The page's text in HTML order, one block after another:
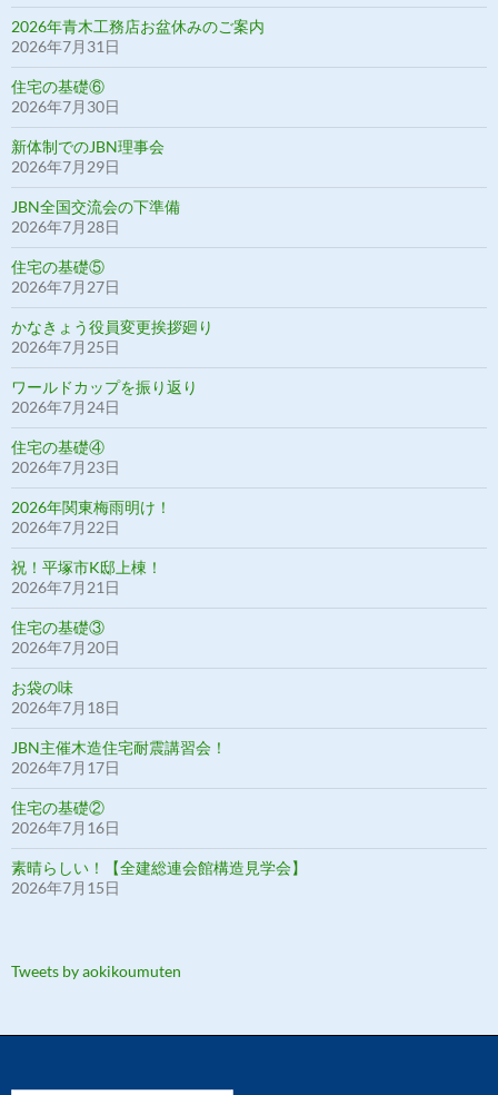
2026年青木工務店お盆休みのご案内
2026年7月31日
住宅の基礎⑥
2026年7月30日
新体制でのJBN理事会
2026年7月29日
JBN全国交流会の下準備
2026年7月28日
住宅の基礎⑤
2026年7月27日
かなきょう役員変更挨拶廻り
2026年7月25日
ワールドカップを振り返り
2026年7月24日
住宅の基礎④
2026年7月23日
2026年関東梅雨明け！
2026年7月22日
祝！平塚市K邸上棟！
2026年7月21日
住宅の基礎③
2026年7月20日
お袋の味
2026年7月18日
JBN主催木造住宅耐震講習会！
2026年7月17日
住宅の基礎②
2026年7月16日
素晴らしい！【全建総連会館構造見学会】
2026年7月15日
Tweets by aokikoumuten